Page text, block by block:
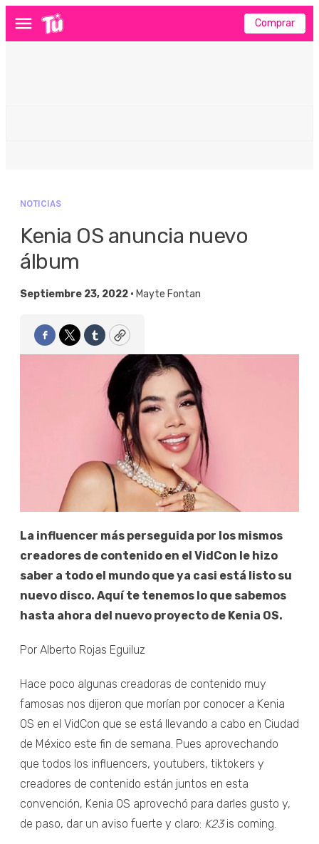
Menú Comprar
NOTICIAS
Kenia OS anuncia nuevo
álbum
Septiembre 23, 2022 • Mayte Fontan
Facebook
TwitterTumblrCopy
La influencer más perseguida por los mismos
creadores de contenido en el VidCon le hizo
saber a todo el mundo que ya casi está listo su
nuevo disco. Aquí te tenemos lo que sabemos
hasta ahora del nuevo proyecto de Kenia OS.
Por Alberto Rojas Eguiluz
Hace poco algunas creadoras de contenido muy
famosas nos dijeron que morían por conocer a Kenia
OS en el VidCon que se está llevando a cabo en Ciudad
de México este fin de semana. Pues aprovechando
que todos los influencers, youtubers, tiktokers y
creadores de contenido están juntos en esta
convención, Kenia OS aprovechó para darles gusto y,
de paso, dar un aviso fuerte y claro: K23is coming.